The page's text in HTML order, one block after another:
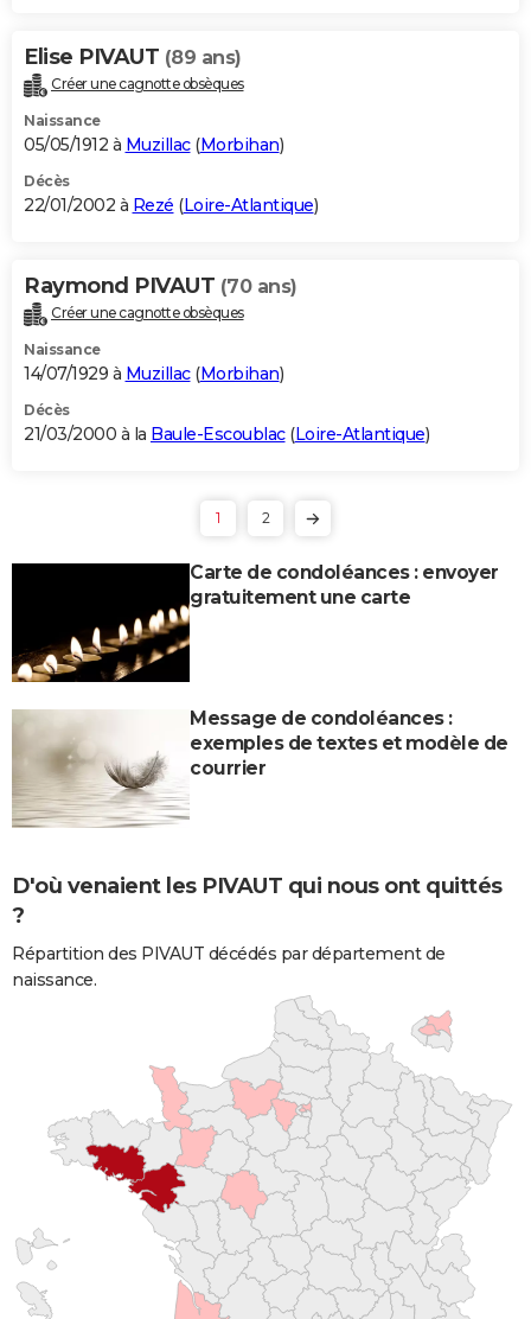
Elise PIVAUT (89 ans)
Créer une cagnotte obsèques
Naissance
05/05/1912 à Muzillac(Morbihan)
Décès
22/01/2002 à Rezé (Loire-Atlantique)
Raymond PIVAUT (70 ans)
Créer une cagnotte obsèques
Naissance
14/07/1929 à Muzillac(Morbihan)
Décès
21/03/2000 à la Baule-Escoublac(Loire-Atlantique)
1 2
Carte de condoléances : envoyer
gratuitement une carte
Message de condoléances :
exemples de textes et modèle de
courrier
D'où venaient les PIVAUT qui nous ont quittés
?
Répartition des PIVAUT décédés par département de
naissance.